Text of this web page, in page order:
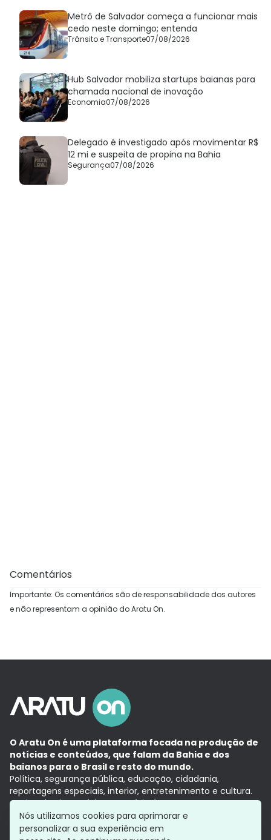
Metrô de Salvador começa a funcionar mais
cedo neste domingo; entenda
Trânsito e Transporte07/08/2026
Hub Salvador mobiliza startups baianas para
chamada nacional de inovação
Economia07/08/2026
Delegado é investigado após movimentar R$
12 mi e suspeita de propina na Bahia
Segurança07/08/2026
Comentários
Importante: Os comentários são de responsabilidade dos autores
e não representam a opinião do Aratu On.
O Aratu On é uma plataforma focada na produção de
notícias e conteúdos, que falam da Bahia e dos
baianos para o Brasil e resto do mundo.
Política, segurança pública, educação, cidadania,
reportagens especiais, interior, entretenimento e cultura.
Aqui, tudo vira notícia e a notícia é no tempo presente,
com a credibilidade do Grupo Aratu.
Grupo Aratu
Política de privacidade
Nós utilizamos cookies para aprimorar e
personalizar a sua experiência em